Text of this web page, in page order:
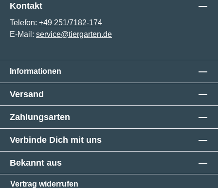
Kontakt
Telefon: +49 251/7182-174
E-Mail: service@tiergarten.de
Informationen
Versand
Zahlungsarten
Verbinde Dich mit uns
Bekannt aus
Vertrag widerrufen